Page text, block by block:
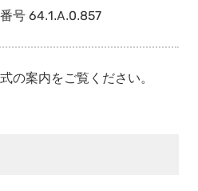
号 64.1.A.0.857
の案内をご覧ください。